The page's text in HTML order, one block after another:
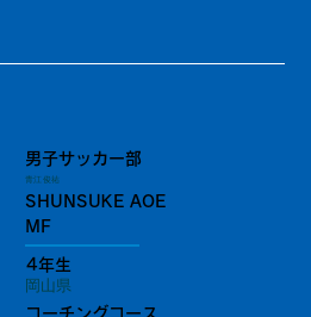
男子サッカー部
青江 俊祐
SHUNSUKE AOE
MF
4年生
岡山県